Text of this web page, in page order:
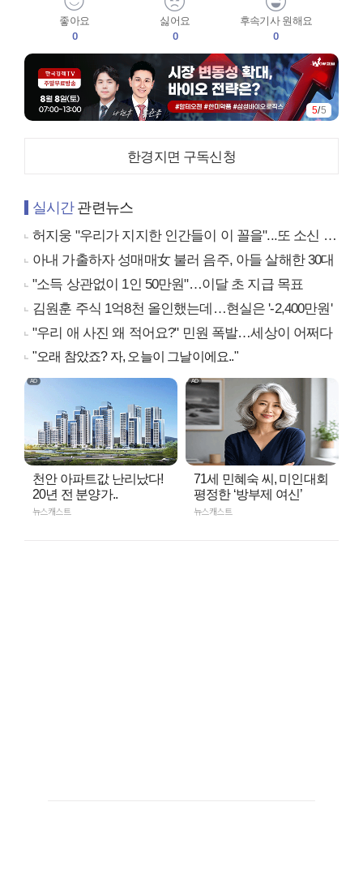
좋아요
0
싫어요
0
후속기사 원해요
0
5/5
한경지면 구독신청
실시간관련뉴스
허지웅 "우리가 지지한 인간들이 이 꼴을"...또 소신 발언
아내 가출하자 성매매女 불러 음주, 아들 살해한 30대
"소득 상관없이 1인 50만원"…이달 초 지급 목표
김원훈 주식 1억8천 올인했는데…현실은 '-2,400만원'
"우리 애 사진 왜 적어요?" 민원 폭발…세상이 어쩌다
"오래 참았죠? 자, 오늘이 그날이에요.."
천안 아파트값 난리났다!
20년 전 분양가..
뉴스캐스트
71세 민혜숙 씨, 미인대회
평정한 ‘방부제 여신’
뉴스캐스트